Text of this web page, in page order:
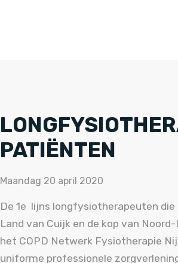
PATIËNTEN
Maandag 20 april 2020
De 1e lijns longfysiotherapeuten
Land van Cuijk en de kop van
het COPD Netwerk Fysiotherapie
uniforme professionele